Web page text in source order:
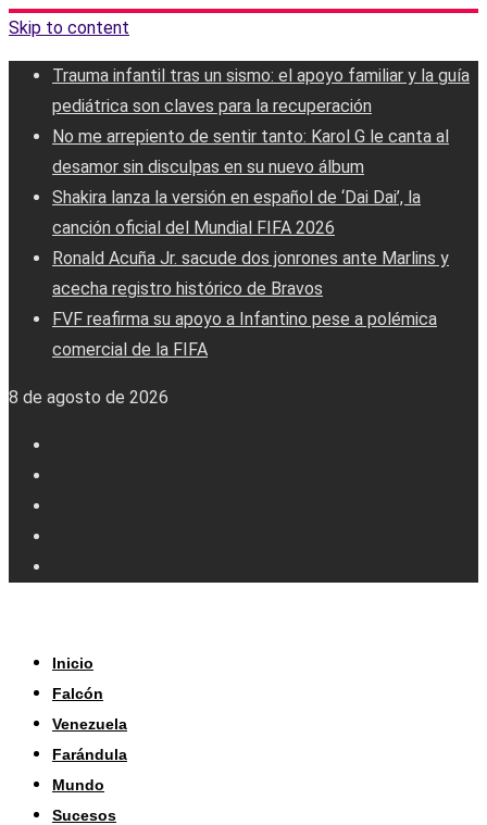
Skip to content
Trauma infantil tras un sismo: el apoyo familiar y la guía
pediátrica son claves para la recuperación
No me arrepiento de sentir tanto: Karol G le canta al
desamor sin disculpas en su nuevo álbum
Shakira lanza la versión en español de ‘Dai Dai’, la
canción oficial del Mundial FIFA 2026
Ronald Acuña Jr. sacude dos jonrones ante Marlins y
acecha registro histórico de Bravos
FVF reafirma su apoyo a Infantino pese a polémica
comercial de la FIFA
8 de agosto de 2026
Inicio
Falcón
Venezuela
Farándula
Mundo
Sucesos